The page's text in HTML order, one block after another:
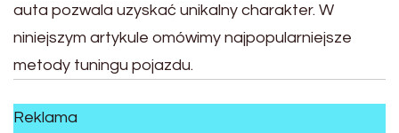
auta pozwala uzyskać unikalny charakter. W
niniejszym artykule omówimy najpopularniejsze
metody tuningu pojazdu.
Reklama